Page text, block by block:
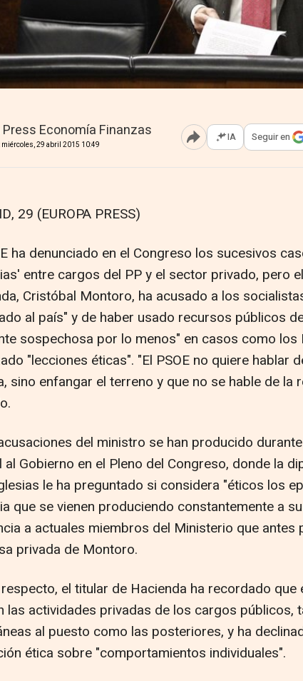
Press Economía Finanzas
29 abril 2015 10:49 Abrir opciones para
IA Seguir en
29 (EUROPA PRESS)
ha denunciado en el Congreso los sucesivos
entre cargos del PP y el sector privado, pero
Cristóbal Montoro, ha acusado a los
al país" y de haber usado recursos públicos
sospechosa por lo menos" en casos como los
"lecciones éticas". "El PSOE no quiere hablar
sino enfangar el terreno y que no se hable de la
del ministro se han producido
al Gobierno en el Pleno del Congreso, donde la
le ha preguntado si considera "éticos los
que se vienen produciendo constantemente a
a actuales miembros del Ministerio que antes
privada de Montoro.
el titular de Hacienda ha recordado que
las actividades privadas de los cargos públicos,
al puesto como las posteriores, y ha
ética sobre "comportamientos individuales".